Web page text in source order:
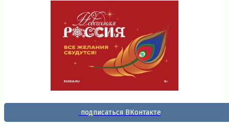
подписаться ВКонтакте